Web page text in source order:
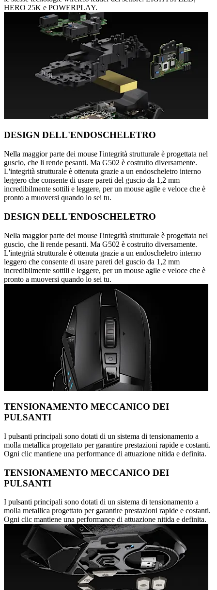
HERO 25K e POWERPLAY.
DESIGN DELL'ENDOSCHELETRO
Nella maggior parte dei mouse l'integrità strutturale è progettata nel
guscio, che li rende pesanti. Ma G502 è costruito diversamente.
L'integrità strutturale è ottenuta grazie a un endoscheletro interno
leggero che consente di usare pareti del guscio da 1,2 mm
incredibilmente sottili e leggere, per un mouse agile e veloce che è
pronto a muoversi quando lo sei tu.
DESIGN DELL'ENDOSCHELETRO
Nella maggior parte dei mouse l'integrità strutturale è progettata nel
guscio, che li rende pesanti. Ma G502 è costruito diversamente.
L'integrità strutturale è ottenuta grazie a un endoscheletro interno
leggero che consente di usare pareti del guscio da 1,2 mm
incredibilmente sottili e leggere, per un mouse agile e veloce che è
pronto a muoversi quando lo sei tu.
TENSIONAMENTO MECCANICO DEI
PULSANTI
I pulsanti principali sono dotati di un sistema di tensionamento a
molla metallica progettato per garantire prestazioni rapide e costanti.
Ogni clic mantiene una performance di attuazione nitida e definita.
TENSIONAMENTO MECCANICO DEI
PULSANTI
I pulsanti principali sono dotati di un sistema di tensionamento a
molla metallica progettato per garantire prestazioni rapide e costanti.
Ogni clic mantiene una performance di attuazione nitida e definita.